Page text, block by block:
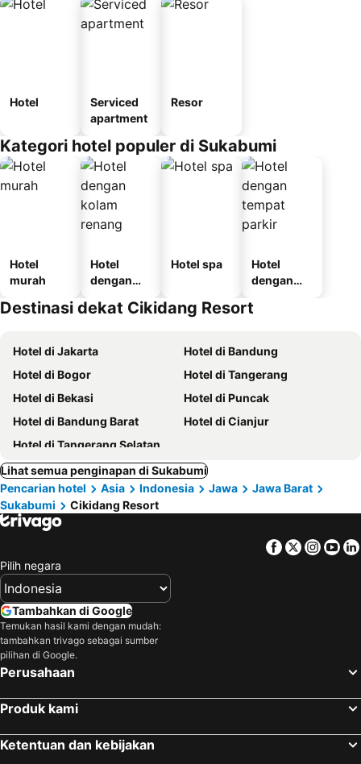
Hotel
Serviced
apartment
Resor
Kategori hotel populer di Sukabumi
Hotel
murah
Hotel
dengan
renang
Hotel spa
Hotel
dengan
parkir
Destinasi dekat Cikidang Resort
Hotel di Jakarta
Hotel di Bandung
Hotel di Bogor
Hotel di Tangerang
Hotel di Bekasi
Hotel di Puncak
Hotel di Bandung Barat
Hotel di Cianjur
Hotel di Tangerang Selatan
Lihat semua penginapan di Sukabumi
Pencarian hotel
Asia Indonesia Jawa
Jawa Barat
Sukabumi
Cikidang Resort
Facebook
Twitter
Pilih negara
Tambahkan di Google
Temukan hasil kami dengan mudah:
tambahkan trivago sebagai sumber
pilihan di Google.
Perusahaan
Produk kami
Ketentuan dan kebijakan